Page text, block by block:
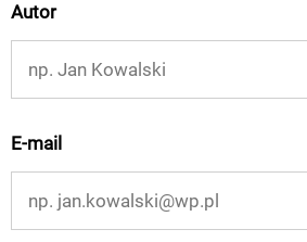
Autor
E-mail